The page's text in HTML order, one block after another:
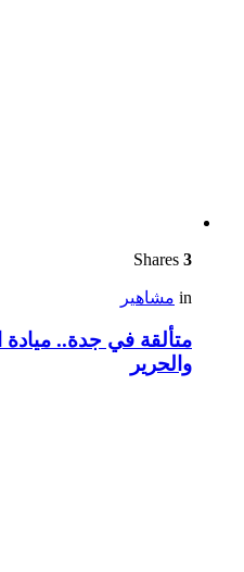
3
in مشاهير
متألقة في جدة..
والحرير